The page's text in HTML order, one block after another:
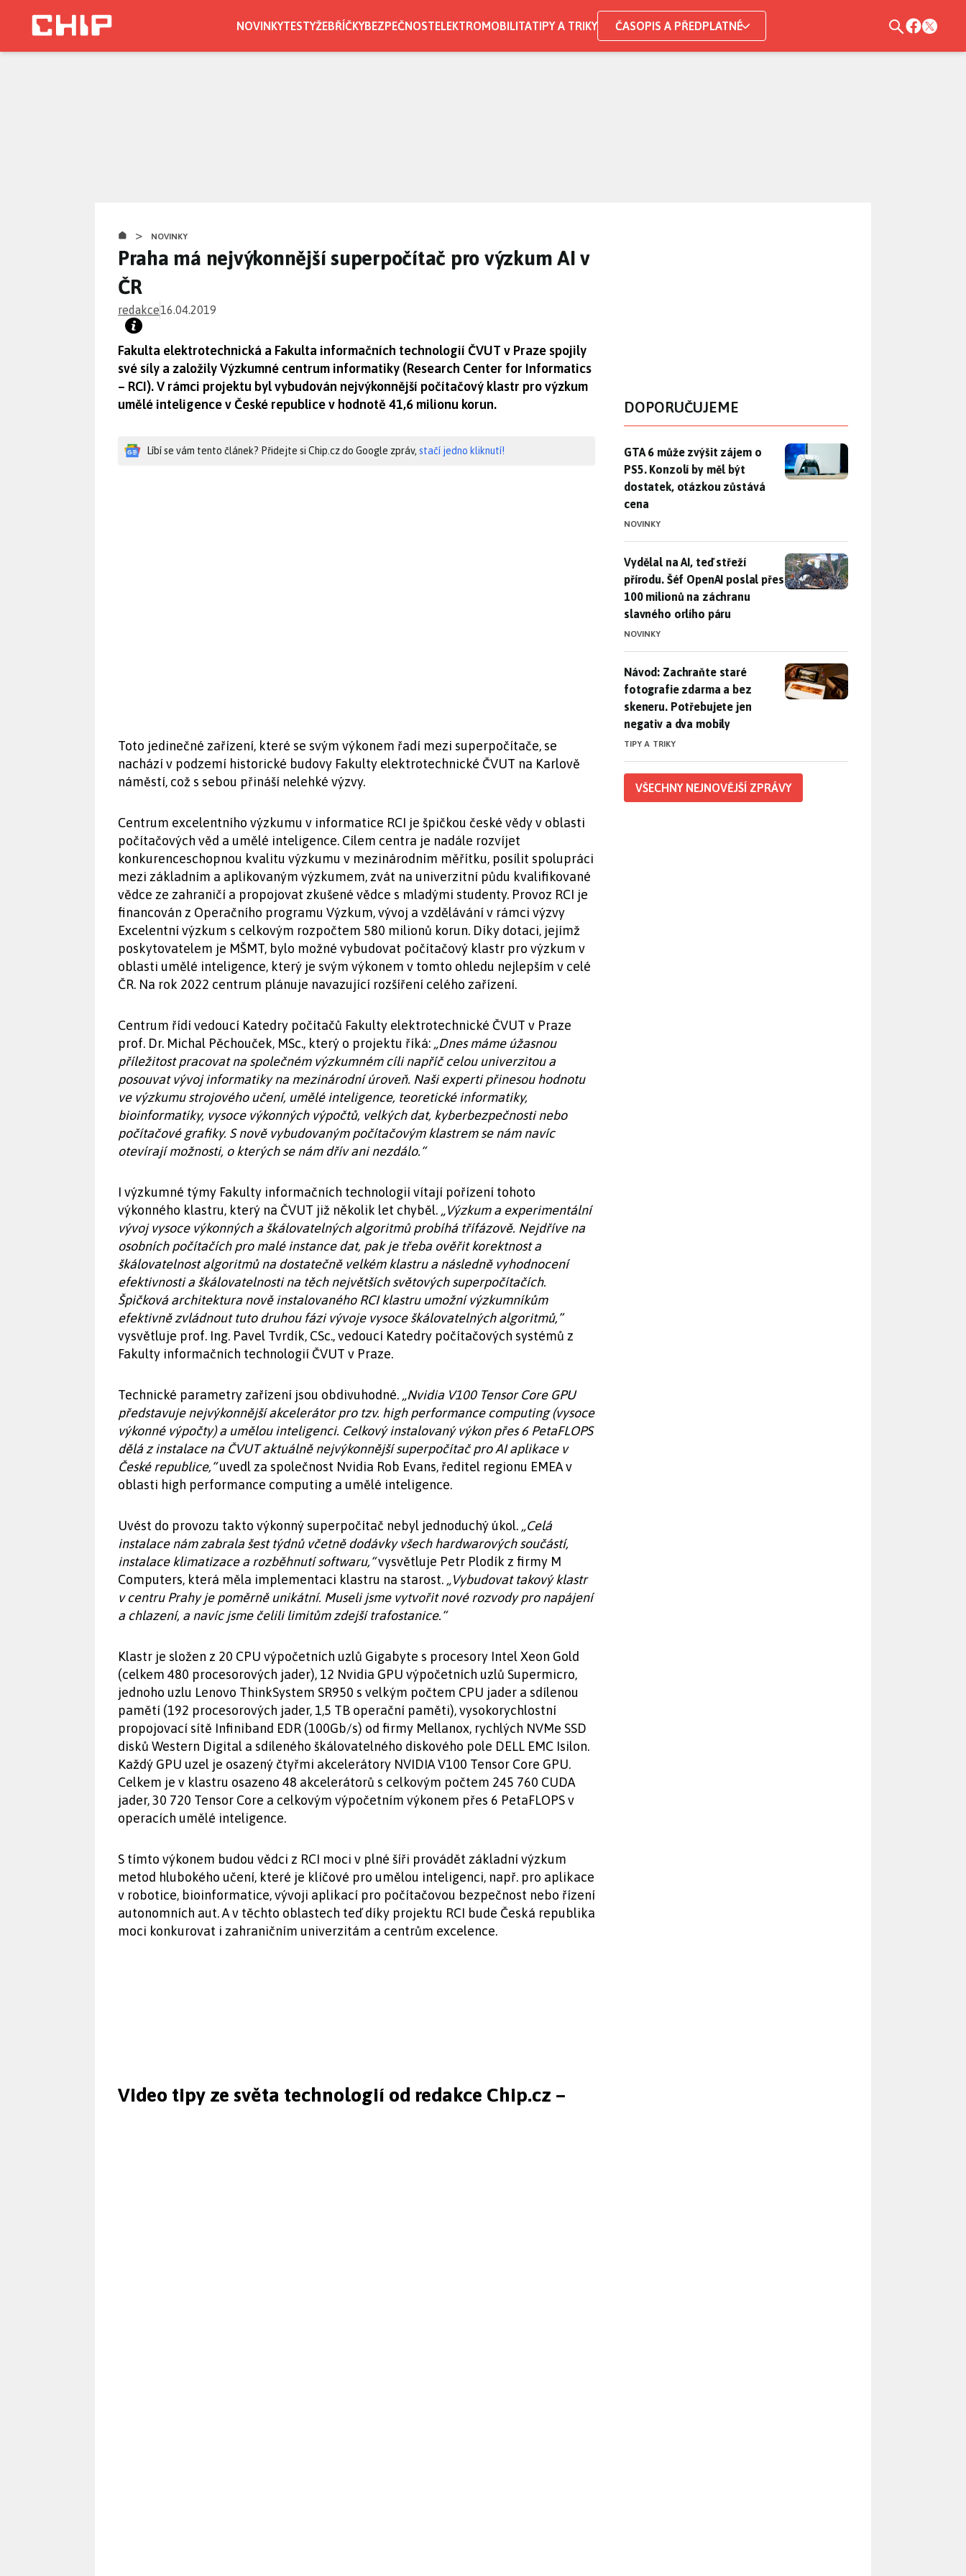
NOVINKYTESTYŽEBŘÍČKYBEZPEČNOSTELEKTROMOBILITATIPY A TRIKY ČASOPIS A PŘEDPLATNÉ
> NOVINKY
Praha má nejvýkonnější superpočítač pro výzkum AI v
ČR
redakce16.04.2019
Fakulta elektrotechnická a Fakulta informačních technologií ČVUT v Praze spojily
své síly a založily Výzkumné centrum informatiky (Research Center for Informatics
– RCI). V rámci projektu byl vybudován nejvýkonnější počítačový klastr pro výzkum
umělé inteligence v České republice v hodnotě 41,6 milionu korun.
Líbí se vám tento článek? Přidejte si Chip.cz do Google zpráv, stačí jedno kliknutí!
Toto jedinečné zařízení, které se svým výkonem řadí mezi superpočítače, se
nachází v podzemí historické budovy Fakulty elektrotechnické ČVUT na Karlově
náměstí, což s sebou přináší nelehké výzvy.
Centrum excelentního výzkumu v informatice RCI je špičkou české vědy v oblasti
počítačových věd a umělé inteligence. Cílem centra je nadále rozvíjet
konkurenceschopnou kvalitu výzkumu v mezinárodním měřítku, posílit spolupráci
mezi základním a aplikovaným výzkumem, zvát na univerzitní půdu kvalifikované
vědce ze zahraničí a propojovat zkušené vědce s mladými studenty. Provoz RCI je
financován z Operačního programu Výzkum, vývoj a vzdělávání v rámci výzvy
Excelentní výzkum s celkovým rozpočtem 580 milionů korun. Díky dotaci, jejímž
poskytovatelem je MŠMT, bylo možné vybudovat počítačový klastr pro výzkum v
oblasti umělé inteligence, který je svým výkonem v tomto ohledu nejlepším v celé
ČR. Na rok 2022 centrum plánuje navazující rozšíření celého zařízení.
Centrum řídí vedoucí Katedry počítačů Fakulty elektrotechnické ČVUT v Praze
prof. Dr. Michal Pěchouček, MSc., který o projektu říká: „Dnes máme úžasnou
příležitost pracovat na společném výzkumném cíli napříč celou univerzitou a
posouvat vývoj informatiky na mezinárodní úroveň. Naši experti přinesou hodnotu
ve výzkumu strojového učení, umělé inteligence, teoretické informatiky,
bioinformatiky, vysoce výkonných výpočtů, velkých dat, kyberbezpečnosti nebo
počítačové grafiky. S nově vybudovaným počítačovým klastrem se nám navíc
otevírají možnosti, o kterých se nám dřív ani nezdálo.“
I výzkumné týmy Fakulty informačních technologií vítají pořízení tohoto
výkonného klastru, který na ČVUT již několik let chyběl. „Výzkum a experimentální
vývoj vysoce výkonných a škálovatelných algoritmů probíhá třífázově. Nejdříve na
osobních počítačích pro malé instance dat, pak je třeba ověřit korektnost a
škálovatelnost algoritmů na dostatečně velkém klastru a následně vyhodnocení
efektivnosti a škálovatelnosti na těch největších světových superpočítačích.
Špičková architektura nově instalovaného RCI klastru umožní výzkumníkům
efektivně zvládnout tuto druhou fázi vývoje vysoce škálovatelných algoritmů,”
vysvětluje prof. Ing. Pavel Tvrdík, CSc., vedoucí Katedry počítačových systémů z
Fakulty informačních technologií ČVUT v Praze.
Technické parametry zařízení jsou obdivuhodné. „Nvidia V100 Tensor Core GPU
představuje nejvýkonnější akcelerátor pro tzv. high performance computing (vysoce
výkonné výpočty) a umělou inteligenci. Celkový instalovaný výkon přes 6 PetaFLOPS
dělá z instalace na ČVUT aktuálně nejvýkonnější superpočítač pro AI aplikace v
České republice,“uvedl za společnost Nvidia Rob Evans, ředitel regionu EMEA v
oblasti high performance computing a umělé inteligence.
Uvést do provozu takto výkonný superpočítač nebyl jednoduchý úkol. „Celá
instalace nám zabrala šest týdnů včetně dodávky všech hardwarových součástí,
instalace klimatizace a rozběhnutí softwaru,“vysvětluje Petr Plodík z firmy M
Computers, která měla implementaci klastru na starost. „Vybudovat takový klastr
v centru Prahy je poměrně unikátní. Museli jsme vytvořit nové rozvody pro napájení
a chlazení, a navíc jsme čelili limitům zdejší trafostanice.“
Klastr je složen z 20 CPU výpočetních uzlů Gigabyte s procesory Intel Xeon Gold
(celkem 480 procesorových jader), 12 Nvidia GPU výpočetních uzlů Supermicro,
jednoho uzlu Lenovo ThinkSystem SR950 s velkým počtem CPU jader a sdílenou
pamětí (192 procesorových jader, 1,5 TB operační paměti), vysokorychlostní
propojovací sítě Infiniband EDR (100Gb/s) od firmy Mellanox, rychlých NVMe SSD
disků Western Digital a sdíleného škálovatelného diskového pole DELL EMC Isilon.
Každý GPU uzel je osazený čtyřmi akcelerátory NVIDIA V100 Tensor Core GPU.
Celkem je v klastru osazeno 48 akcelerátorů s celkovým počtem 245 760 CUDA
jader, 30 720 Tensor Core a celkovým výpočetním výkonem přes 6 PetaFLOPS v
operacích umělé inteligence.
S tímto výkonem budou vědci z RCI moci v plné šíři provádět základní výzkum
metod hlubokého učení, které je klíčové pro umělou inteligenci, např. pro aplikace
v robotice, bioinformatice, vývoji aplikací pro počítačovou bezpečnost nebo řízení
autonomních aut. A v těchto oblastech teď díky projektu RCI bude Česká republika
moci konkurovat i zahraničním univerzitám a centrům excelence.
Video tipy ze světa technologií od redakce Chip.cz –
DOPORUČUJEME
GTA 6 může zvýšit zájem o PS5. Konzolí by měl být dostatek,
GTA 6 může zvýšit zájem o
PS5. Konzolí by měl být
dostatek, otázkou zůstává
cena
NOVINKY
Vydělal na AI, teď střeží přírodu. Šéf OpenAI poslal přes 100
Vydělal na AI, teď střeží
přírodu. Šéf OpenAI poslal přes
100 milionů na záchranu
slavného orlího páru
NOVINKY
Návod: Zachraňte staré fotografie zdarma a bez skeneru.
Návod: Zachraňte staré
fotografie zdarma a bez
skeneru. Potřebujete jen
negativ a dva mobily
TIPY A TRIKY
VŠECHNY NEJNOVĚJŠÍ ZPRÁVY